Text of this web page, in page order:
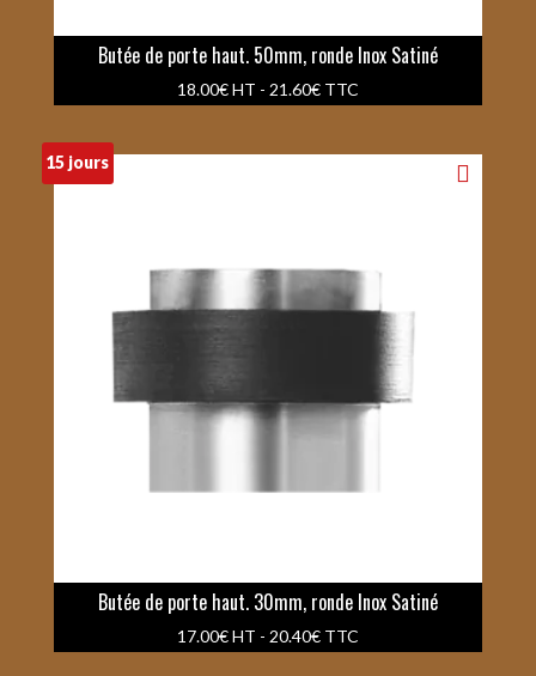
Butée de porte haut. 50mm, ronde Inox Satiné
18.00€HT - 21.60€TTC
15 jours
Butée de porte haut. 30mm, ronde Inox Satiné
17.00€HT - 20.40€TTC